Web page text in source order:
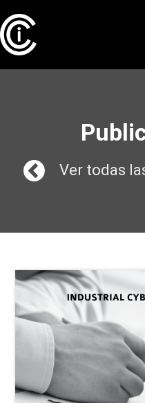
Ver todas